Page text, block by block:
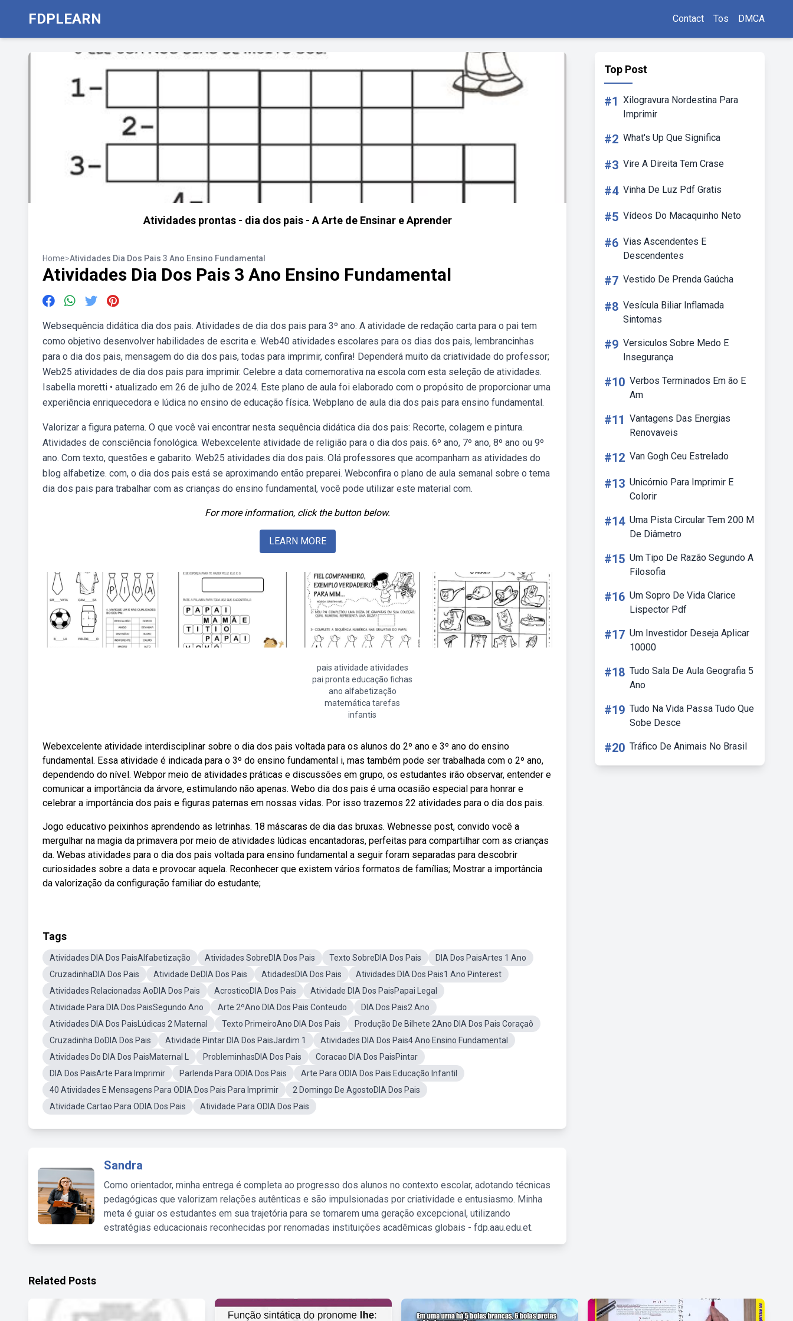
FDPLEARN Contact Tos DMCA
Atividades prontas - dia dos pais - A Arte de Ensinar e Aprender
Home>Atividades Dia Dos Pais 3 Ano Ensino Fundamental
Atividades Dia Dos Pais 3 Ano Ensino Fundamental
Websequência didática dia dos pais. Atividades de dia dos pais para 3º ano. A atividade de redação carta para o pai tem
como objetivo desenvolver habilidades de escrita e. Web40 atividades escolares para os dias dos pais, lembrancinhas
para o dia dos pais, mensagem do dia dos pais, todas para imprimir, confira! Dependerá muito da criatividade do professor;
Web25 atividades de dia dos pais para imprimir. Celebre a data comemorativa na escola com esta seleção de atividades.
Isabella moretti • atualizado em 26 de julho de 2024. Este plano de aula foi elaborado com o propósito de proporcionar uma
experiência enriquecedora e lúdica no ensino de educação física. Webplano de aula dia dos pais para ensino fundamental.
Valorizar a figura paterna. O que você vai encontrar nesta sequência didática dia dos pais: Recorte, colagem e pintura.
Atividades de consciência fonológica. Webexcelente atividade de religião para o dia dos pais. 6º ano, 7º ano, 8º ano ou 9º
ano. Com texto, questões e gabarito. Web25 atividades dia dos pais. Olá professores que acompanham as atividades do
blog alfabetize. com, o dia dos pais está se aproximando então preparei. Webconfira o plano de aula semanal sobre o tema
dia dos pais para trabalhar com as crianças do ensino fundamental, você pode utilizar este material com.
For more information, click the button below.
LEARN MORE
pais atividade atividades
pai pronta educação fichas
ano alfabetização
matemática tarefas
infantis
Webexcelente atividade interdisciplinar sobre o dia dos pais voltada para os alunos do 2º ano e 3º ano do ensino
fundamental. Essa atividade é indicada para o 3º do ensino fundamental i, mas também pode ser trabalhada com o 2º ano,
dependendo do nível. Webpor meio de atividades práticas e discussões em grupo, os estudantes irão observar, entender e
comunicar a importância da árvore, estimulando não apenas. Webo dia dos pais é uma ocasião especial para honrar e
celebrar a importância dos pais e figuras paternas em nossas vidas. Por isso trazemos 22 atividades para o dia dos pais.
Jogo educativo peixinhos aprendendo as letrinhas. 18 máscaras de dia das bruxas. Webnesse post, convido você a
mergulhar na magia da primavera por meio de atividades lúdicas encantadoras, perfeitas para compartilhar com as crianças
da. Webas atividades para o dia dos pais voltada para ensino fundamental a seguir foram separadas para descobrir
curiosidades sobre a data e provocar aquela. Reconhecer que existem vários formatos de famílias; Mostrar a importância
da valorização da configuração familiar do estudante;
Tags
Atividades DIA Dos PaisAlfabetização Atividades SobreDIA Dos Pais Texto SobreDIA Dos Pais
DIA Dos PaisArtes 1 Ano
CruzadinhaDIA Dos Pais
Atividade DeDIA Dos Pais AtidadesDIA Dos Pais
Atividades DIA Dos Pais1 Ano Pinterest
Atividades Relacionadas AoDIA Dos Pais
AcrosticoDIA Dos Pais
Atividade DIA Dos PaisPapai Legal
Atividade Para DIA Dos PaisSegundo Ano
Arte 2ºAno DIA Dos Pais Conteudo
DIA Dos Pais2 Ano
Atividades DIA Dos PaisLúdicas 2 Maternal
Texto PrimeiroAno DIA Dos Pais
Produção De Bilhete 2Ano DIA Dos Pais Coraçaõ
Cruzadinha DoDIA Dos Pais
Atividade Pintar DIA Dos PaisJardim 1
Atividades DIA Dos Pais4 Ano Ensino Fundamental
Atividades Do DIA Dos PaisMaternal L
ProbleminhasDIA Dos Pais
Coracao DIA Dos PaisPintar
DIA Dos PaisArte Para Imprimir
Parlenda Para ODIA Dos Pais
Arte Para ODIA Dos Pais Educação Infantil
40 Atividades E Mensagens Para ODIA Dos Pais Para Imprimir
2 Domingo De AgostoDIA Dos Pais
Atividade Cartao Para ODIA Dos Pais
Atividade Para ODIA Dos Pais
Sandra
Como orientador, minha entrega é completa ao progresso dos alunos no contexto escolar, adotando técnicas
pedagógicas que valorizam relações autênticas e são impulsionadas por criatividade e entusiasmo. Minha
meta é guiar os estudantes em sua trajetória para se tornarem uma geração excepcional, utilizando
estratégias educacionais reconhecidas por renomadas instituições acadêmicas globais - fdp.aau.edu.et.
Top Post
#1 Xilogravura Nordestina Para
Imprimir
#2 What's Up Que Significa
#3 Vire A Direita Tem Crase
#4 Vinha De Luz Pdf Gratis
#5 Vídeos Do Macaquinho Neto
#6 Vias Ascendentes E
Descendentes
#7 Vestido De Prenda Gaúcha
#8 Vesícula Biliar Inflamada
Sintomas
#9 Versiculos Sobre Medo E
Insegurança
#10 Verbos Terminados Em ão E
Am
#11 Vantagens Das Energias
Renovaveis
#12 Van Gogh Ceu Estrelado
#13 Unicórnio Para Imprimir E
Colorir
#14 Uma Pista Circular Tem 200 M
De Diâmetro
#15 Um Tipo De Razão Segundo A
Filosofia
#16 Um Sopro De Vida Clarice
Lispector Pdf
#17 Um Investidor Deseja Aplicar
10000
#18 Tudo Sala De Aula Geografia 5
Ano
#19 Tudo Na Vida Passa Tudo Que
Sobe Desce
#20 Tráfico De Animais No Brasil
Related Posts